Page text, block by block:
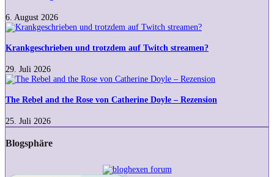
eigentlich
in
meinen
Wortschatz
geraten?
6. August 2026
Krankgeschrieben
trotzdem
Twitch
streamen?
Krankgeschrieben und trotzdem auf Twitch streamen?
29. Juli 2026
The
and
Rose
von
Doyle
The Rebel and the Rose von Catherine Doyle – Rezension
25. Juli 2026
Blogsphäre